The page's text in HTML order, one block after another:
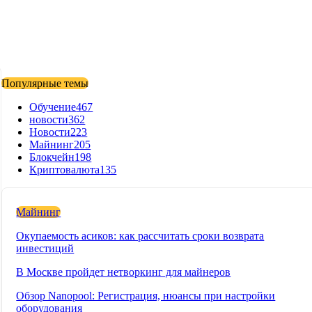
Популярные темы
Обучение467
новости362
Новости223
Майнинг205
Блокчейн198
Криптовалюта135
Майнинг
Окупаемость асиков: как рассчитать сроки возврата
инвестиций
В Москве пройдет нетворкинг для майнеров
Обзор Nanopool: Регистрация, нюансы при настройки
оборудования